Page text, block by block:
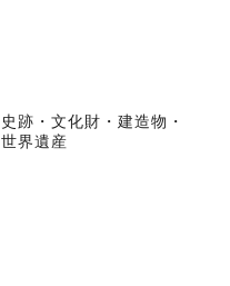
史跡・文化財・建造物・
世界遺産